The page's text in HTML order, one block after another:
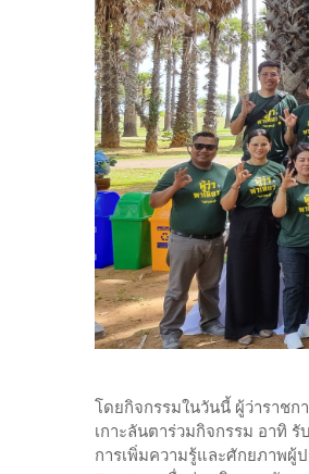
โดยกิจกรรมในวันนี้ ผู้ว่าราช
เกาะลันตาร่วมกิจกรรม อาทิ
การเพิ่มความรู้และศักยภาพผู้